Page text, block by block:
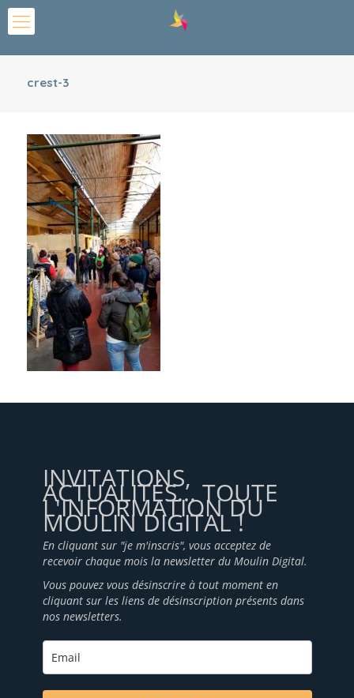
crest-3
INVITATIONS,
ACTUALITÉS... TOUTE
L'INFORMATION DU
MOULIN DIGITAL !
En cliquant sur "je m'inscris", vous acceptez de
recevoir chaque mois la newsletter du Moulin Digital.
Vous pouvez vous désinscrire à tout moment en
cliquant sur les liens de désinscription présents dans
nos newsletters.